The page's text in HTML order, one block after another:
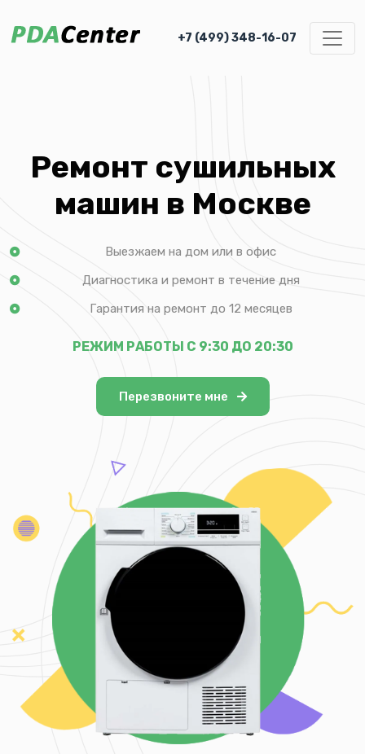
+7 (499) 348-16-07
Ремонт сушильных
машин в Москве
Выезжаем на дом или в офис
Диагностика и ремонт в течение дня
Гарантия на ремонт до 12 месяцев
РЕЖИМ РАБОТЫ С 9:30 ДО 20:30
Перезвоните мне